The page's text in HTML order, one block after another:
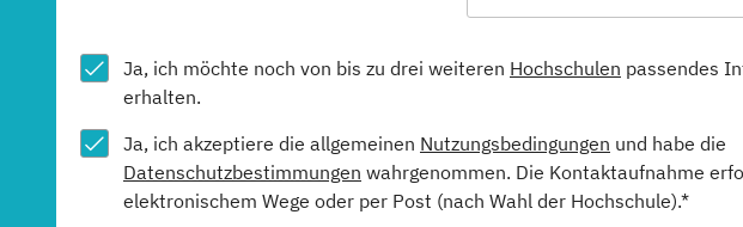
Ja, ich möchte noch von bis zu drei weiteren Hochschulen passendes
erhalten.
Ja, ich akzeptiere die allgemeinen Nutzungsbedingungen und habe die
Datenschutzbestimmungen wahrgenommen. Die Kontaktaufnahme
elektronischem Wege oder per Post (nach Wahl der Hochschule).*